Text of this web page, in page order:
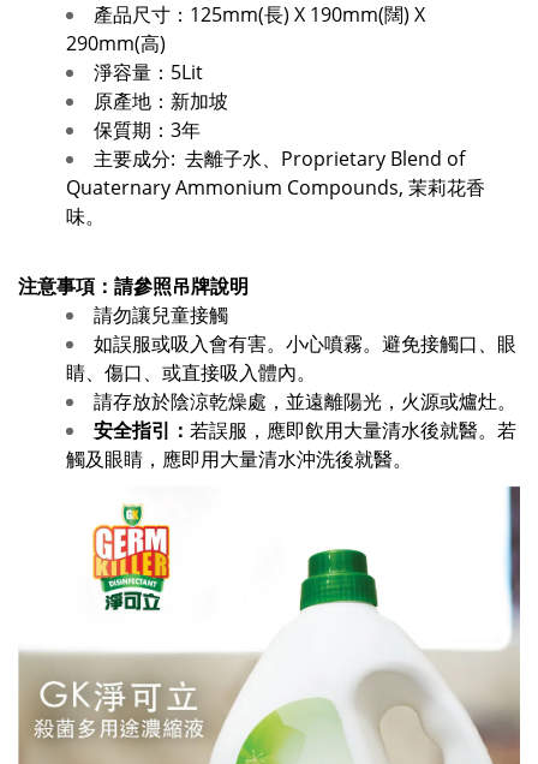
產品尺寸：125mm(長) X 190mm(闊) X
290mm(高)
淨容量：5Lit
原產地：新加坡
保質期：3年
主要成分: 去離子水、Proprietary Blend of
Quaternary Ammonium Compounds, 茉莉花香
味。
注意事項：請參照吊牌說明
請勿讓兒童接觸
如誤服或吸入會有害。小心噴霧。避免接觸口、眼
睛、傷口、或直接吸入體內。
請存放於陰涼乾燥處，並遠離陽光，火源或爐灶。
安全指引： 若誤服，應即飲用大量清水後就醫。若
觸及眼睛，應即用大量清水沖洗後就醫。